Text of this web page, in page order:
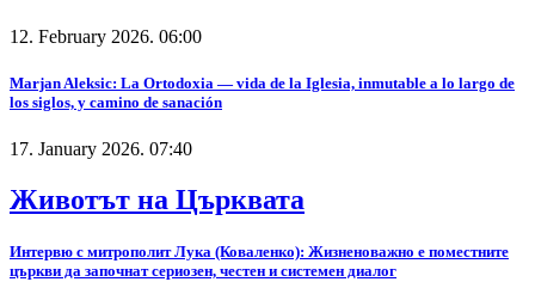
12. February 2026. 06:00
Marjan Aleksic: La Ortodoxia — vida de la Iglesia, inmutable a lo largo de
los siglos, y camino de sanación
17. January 2026. 07:40
Животът на Църквата
Интервю с митрополит Лука (Коваленко): Жизненоважно е поместните
църкви да започнат сериозен, честен и системен диалог